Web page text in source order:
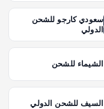
سعودي كارجو للشحن
الدولي
الشيماء للشحن
السيف للشحن الدولي